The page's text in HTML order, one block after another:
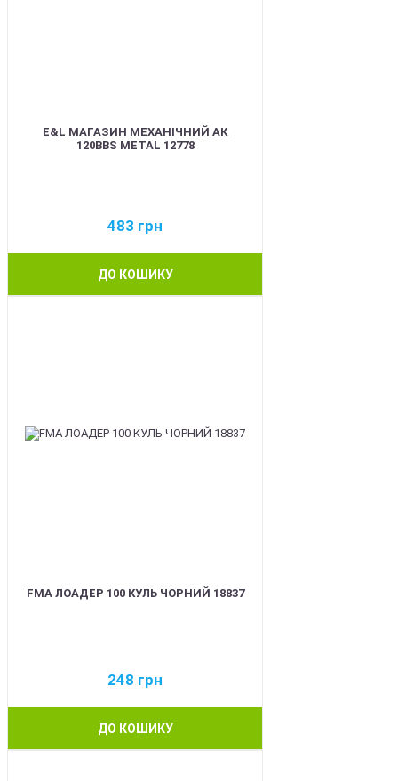
E&L МАГАЗИН МЕХАНІЧНИЙ АК
120BBS METAL 12778
483 грн
ДО КОШИКУ
FMA ЛОАДЕР 100 КУЛЬ ЧОРНИЙ 18837
248 грн
ДО КОШИКУ